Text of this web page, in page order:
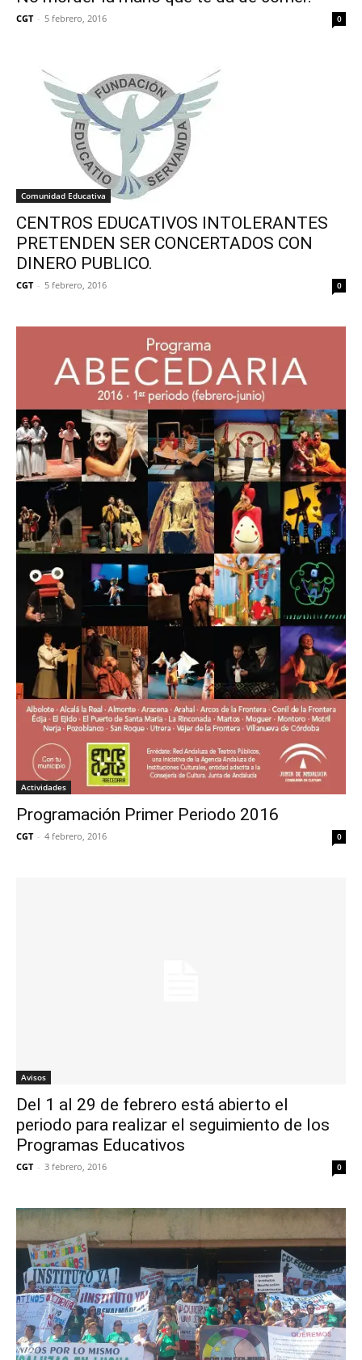
CGT - 5 febrero, 2016 0
Comunidad Educativa
CENTROS EDUCATIVOS INTOLERANTES
PRETENDEN SER CONCERTADOS CON
DINERO PUBLICO.
CGT - 5 febrero, 2016 0
Actividades
Programación Primer Periodo 2016
CGT - 4 febrero, 2016 0
Avisos
Del 1 al 29 de febrero está abierto el
periodo para realizar el seguimiento de los
Programas Educativos
CGT - 3 febrero, 2016 0